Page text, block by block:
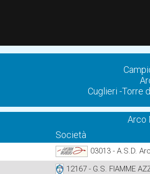
Cuglieri -Torre
Arco
Società
03013 - A.S.D.
12167 - G.S. FIAMME